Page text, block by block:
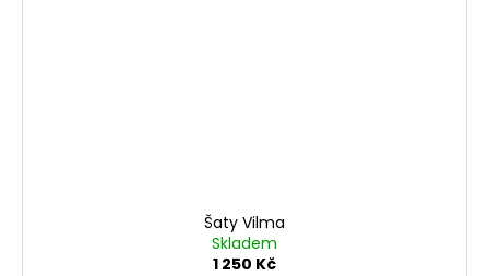
Šaty Vilma
Skladem
1 250 Kč